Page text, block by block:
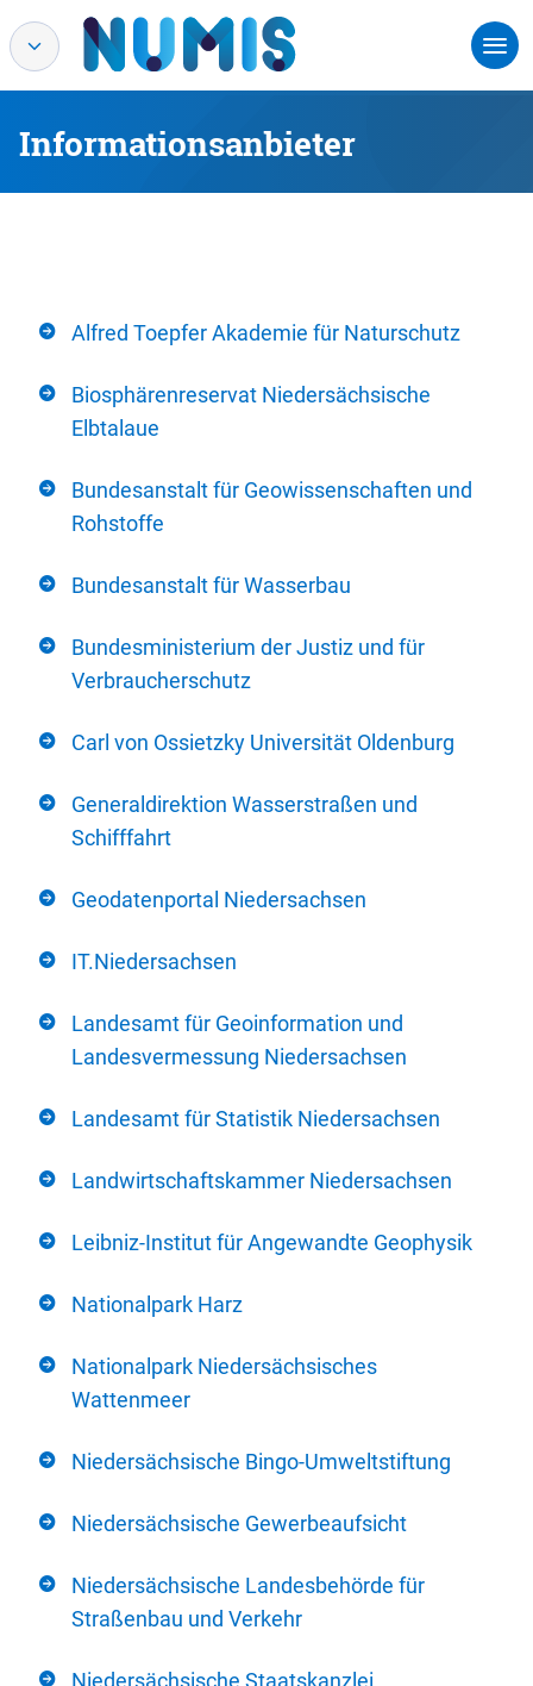
Informationsanbieter
Alfred Toepfer Akademie für Naturschutz
Biosphärenreservat Niedersächsische
Elbtalaue
Bundesanstalt für Geowissenschaften und
Rohstoffe
Bundesanstalt für Wasserbau
Bundesministerium der Justiz und für
Verbraucherschutz
Carl von Ossietzky Universität Oldenburg
Generaldirektion Wasserstraßen und
Schifffahrt
Geodatenportal Niedersachsen
IT.Niedersachsen
Landesamt für Geoinformation und
Landesvermessung Niedersachsen
Landesamt für Statistik Niedersachsen
Landwirtschaftskammer Niedersachsen
Leibniz-Institut für Angewandte Geophysik
Nationalpark Harz
Nationalpark Niedersächsisches
Wattenmeer
Niedersächsische Bingo-Umweltstiftung
Niedersächsische Gewerbeaufsicht
Niedersächsische Landesbehörde für
Straßenbau und Verkehr
Niedersächsische Staatskanzlei